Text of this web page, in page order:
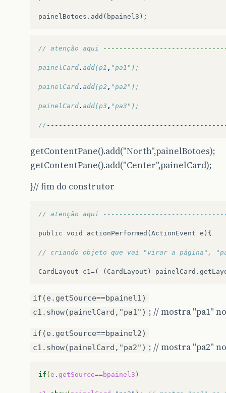
painelBotoes . add ( bpainel3 );
// atenção aqui
painelCard. add(p1 , "pa1");
painelCard. add(p2 , "pa2");
painelCard. add(p3 , "pa3");
//
getContentPane().add("North",painelBotoes);
getContentPane().add("Center",painelCard);
}// fim do construtor
// atenção aqui
public void actionPerformed (ActionEvent e ){
// criando objeto que vai "virar a página",
CardLayout c1 =( ( CardLayout ) painelCard .
if(e.getSource==bpainel1)
c1.show(painelCard,"pa1") ; // mostra "pa1"
if(e.getSource==bpainel2)
c1.show(painelCard,"pa2") ; // mostra "pa2"
if (e . getSource==bpainel3 )